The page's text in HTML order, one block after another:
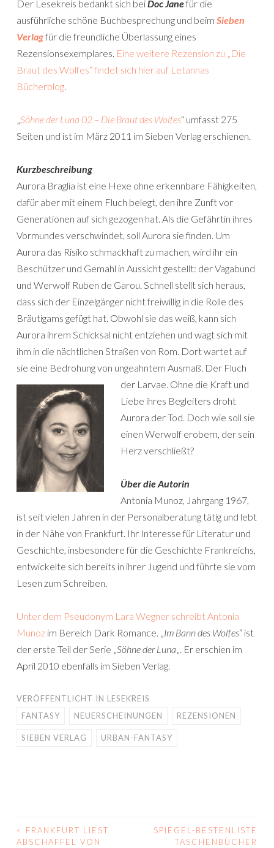
Der Lesekreis bedankt sich beiDoc Janefür die
ausführliche schöne Buchbesprechung und beim Sieben
Verlagfür die freundliche Überlassung eines
Rezensionsexemplares. Eine weitere Rezension zu „Die
Braut des Wolfes“ findet sich hier auf Letannas
Bücherblog.
„Söhne der Luna 02 – Die Braut des Wolfes“ umfasst 275
Seiten und ist im März 2011 im Sieben Verlag erschienen.
Kurzbeschreibung
Aurora Braglia ist eine Hexe ohne erkennbare Fähigkeiten,
dafür aber mit einem Fluch belegt, den ihre Zunft vor
Generationen auf sich gezogen hat. Als die Gefährtin ihres
Vormundes verschwindet, soll Aurora sie finden. Um
Aurora das Risiko schmackhaft zu machen, wird ihr ein
Beschützer und Gemahl in Aussicht gestellt: der Vagabund
und Werwolf Ruben de Garou. Schnell stellt sich heraus,
dass sich der Einzelgänger nicht freiwillig in die Rolle des
Bräutigams gefügt hat. Obwohl sie das weiß, kann sich
Aurora ihrem Schicksal nicht entziehen und wagt sich mit
ihm in die nächtlichen Straßen von Rom. Dort wartet auf
sie eine Bedrohung von ungeahntem Ausmaß. Der Fluch
der Larvae. Ohne die Kraft und
Liebe ihres Begleiters droht
Aurora der Tod. Doch wie soll sie
einen Werwolf erobern, der sein
Herz verschließt?
Über die Autorin
Antonia Munoz, Jahrgang 1967,
ist seit vielen Jahren in der Personalberatung tätig und lebt
in der Nähe von Frankfurt. Ihr Interesse für Literatur und
Geschichte, insbesondere für die Geschichte Frankreichs,
entwickelte sich bereits in ihrer Jugend und führte sie vom
Lesen zum Schreiben.
Unter dem Pseudonym Lara Wegner schreibt Antonia
Munoz im Bereich Dark Romance. „Im Bann des Wolfes“ ist
der erste Teil der Serie „Söhne der Luna„. Er erschien im
April 2010 ebenfalls im Sieben Verlag.
VERÖFFENTLICHT IN LESEKREIS
FANTASY
NEUERSCHEINUNGEN REZENSIONEN
SIEBEN VERLAG URBAN-FANTASY
BEITRAGS-
<
FRANKFURT LIEST
ABSCHAFFEL VON
SPIEGEL-BESTENLISTE
TASCHENBÜCHER